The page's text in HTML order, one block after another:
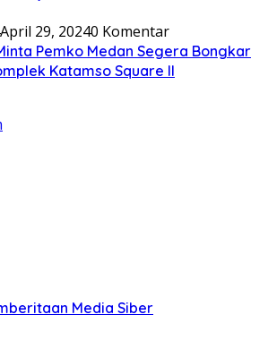
Ditutup, Perputaran Uang Capai